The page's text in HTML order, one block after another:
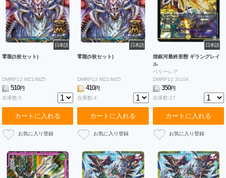
日本語
零龍(5枚セット)
DMRP12 MZ1/MZ5
A
510円
在庫数:5
カートに入れる
日本語
零龍(5枚セット)
DMRP12 MZ1/MZ5
B
410円
在庫数:4
カートに入れる
日本語
煌銀河最終形態 ギラングレイ
ル
ベリーレア
DMRP12 3/104
A 350円
在庫数:27
カートに入れる